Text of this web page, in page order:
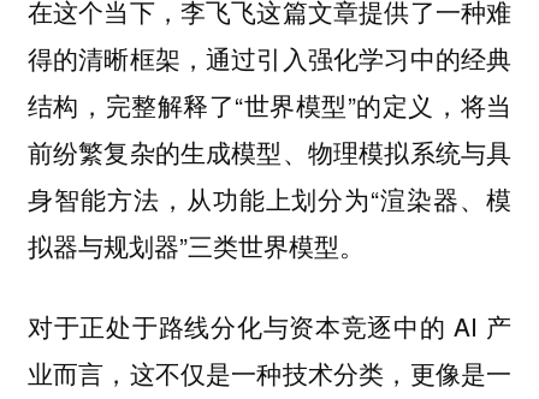
在这个当下，李飞飞这篇文章提供了一种难
得的清晰框架，通过引入强化学习中的经典
结构，完整解释了“世界模型”的定义，将当
前纷繁复杂的生成模型、物理模拟系统与具
身智能方法，从功能上划分为“渲染器、模
拟器与规划器”三类世界模型。
对于正处于路线分化与资本竞逐中的 AI 产
业而言，这不仅是一种技术分类，更像是一